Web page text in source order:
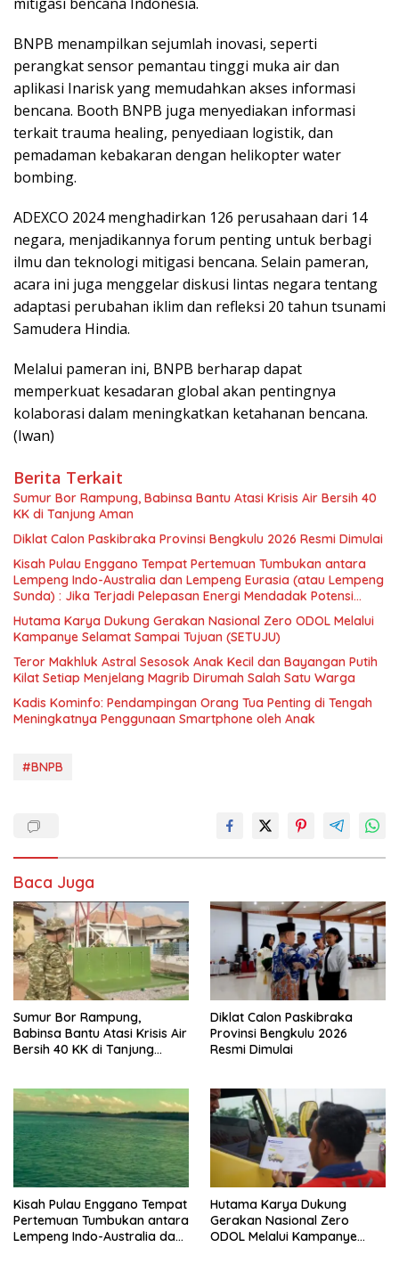
BNPB menampilkan sejumlah inovasi, seperti
perangkat sensor pemantau tinggi muka air dan
aplikasi Inarisk yang memudahkan akses informasi
bencana. Booth BNPB juga menyediakan informasi
terkait trauma healing, penyediaan logistik, dan
pemadaman kebakaran dengan helikopter water
bombing.
ADEXCO 2024 menghadirkan 126 perusahaan dari 14
negara, menjadikannya forum penting untuk berbagi
ilmu dan teknologi mitigasi bencana. Selain pameran,
acara ini juga menggelar diskusi lintas negara tentang
adaptasi perubahan iklim dan refleksi 20 tahun tsunami
Samudera Hindia.
Melalui pameran ini, BNPB berharap dapat
memperkuat kesadaran global akan pentingnya
kolaborasi dalam meningkatkan ketahanan bencana.
(Iwan)
Berita Terkait
Sumur Bor Rampung, Babinsa Bantu Atasi Krisis Air Bersih 40
KK di Tanjung Aman
Diklat Calon Paskibraka Provinsi Bengkulu 2026 Resmi Dimulai
Kisah Pulau Enggano Tempat Pertemuan Tumbukan antara
Lempeng Indo-Australia dan Lempeng Eurasia (atau Lempeng
Sunda) : Jika Terjadi Pelepasan Energi Mendadak Potensi
Gempa 8.4 SR dan Picu Tsunami 15 Meter
Hutama Karya Dukung Gerakan Nasional Zero ODOL Melalui
Kampanye Selamat Sampai Tujuan (SETUJU)
Teror Makhluk Astral Sesosok Anak Kecil dan Bayangan Putih
Kilat Setiap Menjelang Magrib Dirumah Salah Satu Warga
Kadis Kominfo: Pendampingan Orang Tua Penting di Tengah
Meningkatnya Penggunaan Smartphone oleh Anak
#BNPB
Baca Juga
Sumur Bor Rampung,
Babinsa Bantu Atasi Krisis Air
Bersih 40 KK di Tanjung
Diklat Calon Paskibraka
Provinsi Bengkulu 2026
Resmi Dimulai
Kisah Pulau Enggano Tempat
Pertemuan Tumbukan antara
Lempeng Indo-Australia dan
Hutama Karya Dukung
Gerakan Nasional Zero
ODOL Melalui Kampanye